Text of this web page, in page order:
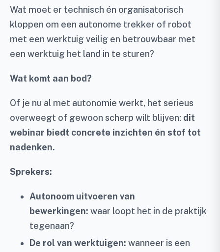
Wat moet er technisch én organisatorisch
kloppen om een autonome trekker of robot
met een werktuig veilig en betrouwbaar met
een werktuig het land in te sturen?
Wat komt aan bod?
Of je nu al met autonomie werkt, het serieus
overweegt of gewoon scherp wilt blijven: dit
webinar biedt concrete inzichten én stof tot
nadenken.
Sprekers:
Autonoom uitvoeren van
bewerkingen: waar loopt het in de praktijk
tegenaan?
De rol van werktuigen: wanneer is een